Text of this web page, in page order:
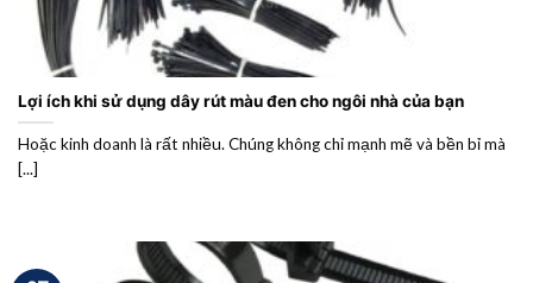
Lợi ích khi sử dụng dây rút màu đen cho ngôi nhà của bạn
Hoặc kinh doanh là rất nhiều. Chúng không chỉ mạnh mẽ và bền bỉ mà
[...]